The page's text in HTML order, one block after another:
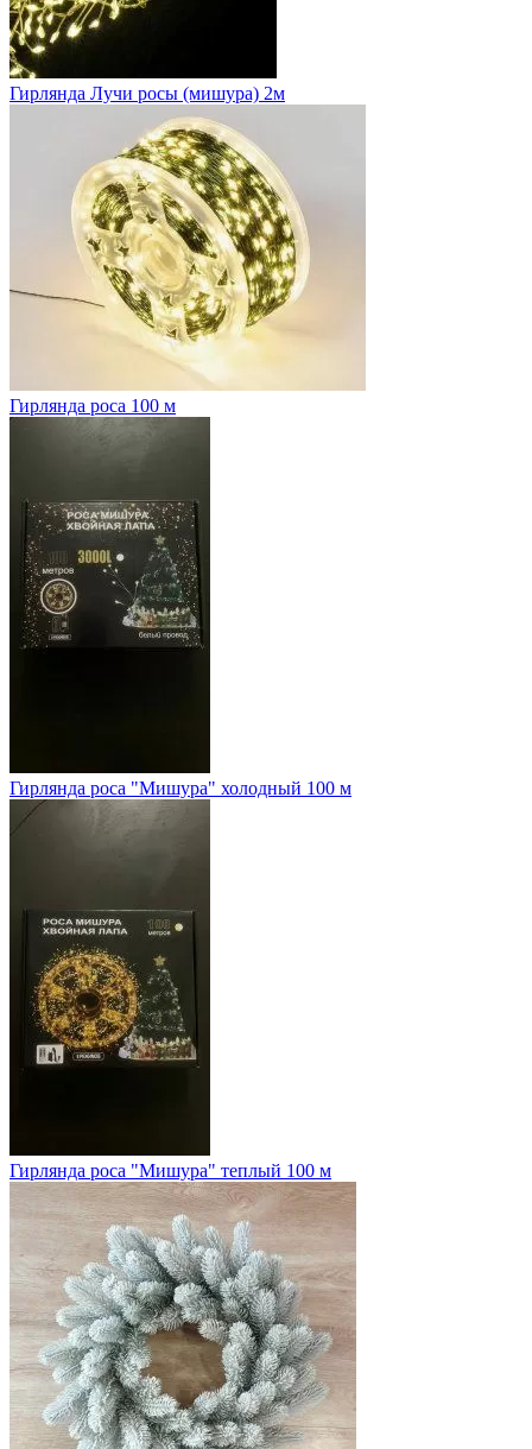
Гирлянда Лучи росы (мишура) 2м
Гирлянда роса 100 м
Гирлянда роса "Мишура" холодный 100 м
Гирлянда роса "Мишура" теплый 100 м